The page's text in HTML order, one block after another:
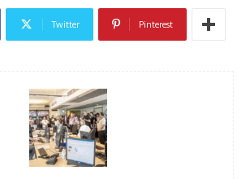
Twitter Pinterest